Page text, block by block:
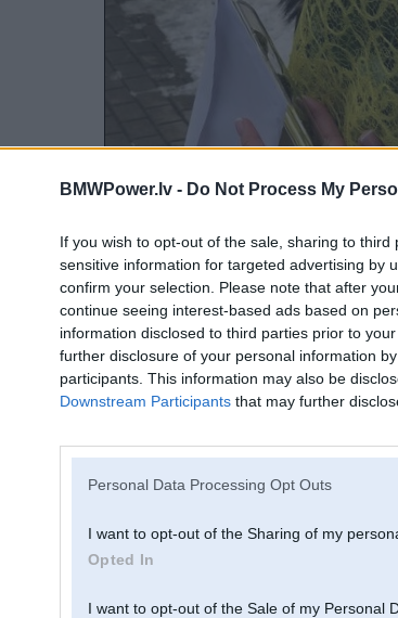
BMWPower.lv - Do Not Process My
If you wish to opt-out of the sale, sharing to
sensitive information for targeted advertising by
confirm your selection. Please note that after
continue seeing interest-based ads based on
information disclosed to third parties prior to
further disclosure of your personal information
participants. This information may also be
Downstream Participants that may further
Personal Data Processing Opt Outs
I want to opt-out of the Sharing of my
Opted In
I want to opt-out of the Sale of my Personal